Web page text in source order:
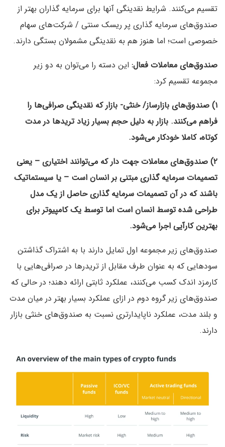
تقسیم می‌کنند. شرایط نقدینگی آنها برای سرمایه گذاران بهتر از
صندوق‌های سرمایه گذاری پر ریسک سنتی / شرکت‌های سهام
خصوصی است؛ اما هنوز هم به نقدینگی مشمولان بستگی دارند.
صندوق‌های معاملات فعال: این دسته را می‌توان به دو زیر
مجموعه تقسیم کرد:
۱) صندوق‌های بازارساز/ خنثی- بازار که نقدینگی صرافی‌ها را
فراهم می‌کنند. بازار به دلیل حجم بسیار زیاد تریدها در مدت
کوتاه، کاملا خودکار می‌شود.
۲) صندوق‌های معاملات جهت دار که
می‌توانند اختیاری – یعنی
تصمیمات سرمایه گذاری مبتنی بر انسان است – یا سیستماتیک
باشند که در آن تصمیمات سرمایه گذاری حاصل از یک مدل
طراحی شده توسط انسان است اما توسط یک کامپیوتر برای
بهترین کارآیی اجرا می‌شود.
صندوق‌های زیر مجموعه اول تمایل دارند با به اشتراک گذاشتن
سودهایی که به عنوان طرف مقابل از تریدرها در صرافی‌هایی با
کارمزد اندک کسب می‌کنند، عملکرد ثابتی ارائه دهند؛ در حالی که
صندوق‌های زیر گروه دوم در ازای عملکرد بسیار بهتر در میان مدت
و بلند مدت، عملکرد ناپایدارتری نسبت به صندوق‌های خنثی بازار
دارند.